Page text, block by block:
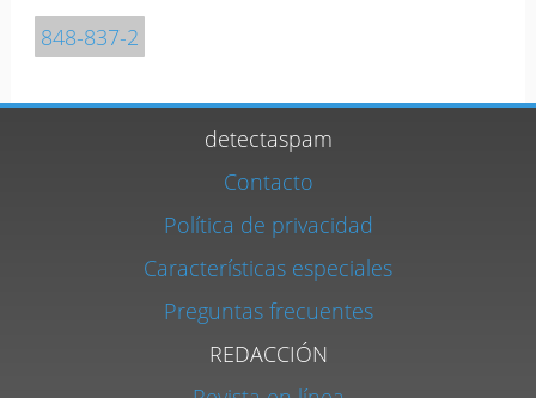
848-837-2
detectaspam
Contacto
Política de privacidad
Características especiales
Preguntas frecuentes
REDACCIÓN